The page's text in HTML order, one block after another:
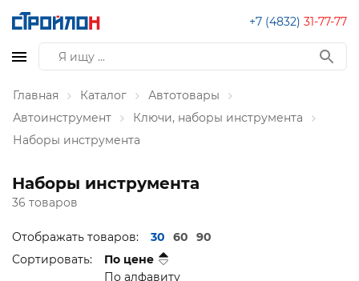
+7 (4832) 31-77-77
Главная Каталог
Автотовары
Автоинструмент
Ключи, наборы инструмента
Наборы инструмента
Наборы инструмента
36 товаров
Отображать товаров: 30 60
90
Сортировать:
По цене
По алфавиту